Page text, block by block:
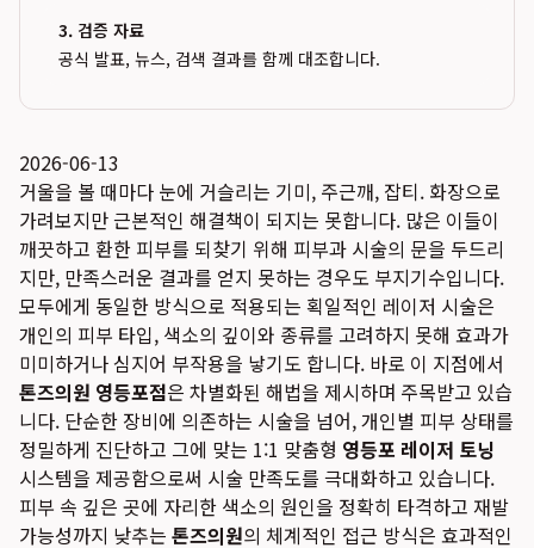
3. 검증 자료
공식 발표, 뉴스, 검색 결과를 함께 대조합니다.
2026-06-13
거울을 볼 때마다 눈에 거슬리는 기미, 주근깨, 잡티. 화장으로
가려보지만 근본적인 해결책이 되지는 못합니다. 많은 이들이
깨끗하고 환한 피부를 되찾기 위해 피부과 시술의 문을 두드리
지만, 만족스러운 결과를 얻지 못하는 경우도 부지기수입니다.
모두에게 동일한 방식으로 적용되는 획일적인 레이저 시술은
개인의 피부 타입, 색소의 깊이와 종류를 고려하지 못해 효과가
미미하거나 심지어 부작용을 낳기도 합니다. 바로 이 지점에서
톤즈의원 영등포점은 차별화된 해법을 제시하며 주목받고 있습
니다. 단순한 장비에 의존하는 시술을 넘어, 개인별 피부 상태를
정밀하게 진단하고 그에 맞는 1:1 맞춤형 영등포 레이저 토닝
시스템을 제공함으로써 시술 만족도를 극대화하고 있습니다.
피부 속 깊은 곳에 자리한 색소의 원인을 정확히 타격하고 재발
가능성까지 낮추는 톤즈의원의 체계적인 접근 방식은 효과적인